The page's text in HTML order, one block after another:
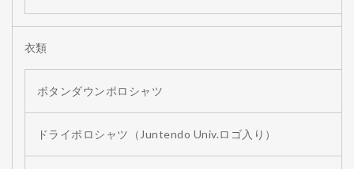
衣類
ボタンダウンポロシャツ
ドライポロシャツ（Juntendo Univ.ロゴ入り）